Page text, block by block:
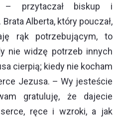
– przytaczał biskup i
Alberta, który pouczał,
rąk potrzebującym, to
nie widzę potrzeb innych
cierpią; kiedy nie kocham
Jezusa. – Wy jesteście
gratuluję, że dajecie
ręce i wzroki, a jak